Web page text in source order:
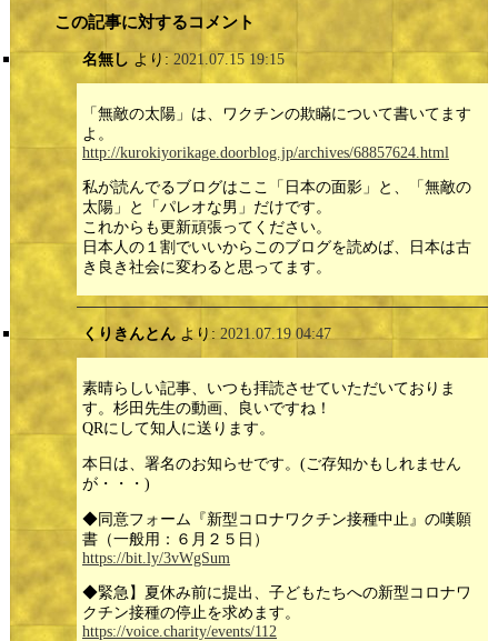
この記事に対するコメント
名無し より: 2021.07.15 19:15
「無敵の太陽」は、ワクチンの欺瞞について書いてます
よ。
http://kurokiyorikage.doorblog.jp/archives/68857624.html
私が読んでるブログはここ「日本の面影」と、「無敵の
太陽」と「パレオな男」だけです。
これからも更新頑張ってください。
日本人の１割でいいからこのブログを読めば、日本は古
き良き社会に変わると思ってます。
くりきんとん より: 2021.07.19 04:47
素晴らしい記事、いつも拝読させていただいておりま
す。杉田先生の動画、良いですね！
QRにして知人に送ります。
本日は、署名のお知らせです。(ご存知かもしれません
が・・・)
◆同意フォーム『新型コロナワクチン接種中止』の嘆願
書（一般用：６月２５日）
https://bit.ly/3vWgSum
◆緊急】夏休み前に提出、子どもたちへの新型コロナワ
クチン接種の停止を求めます。
https://voice.charity/events/112